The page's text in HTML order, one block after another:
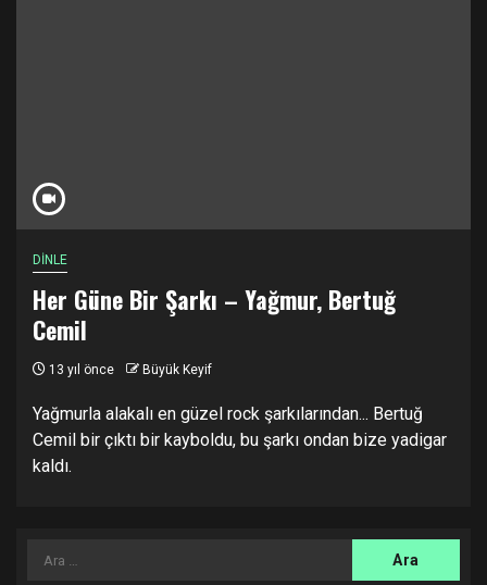
DİNLE
Her Güne Bir Şarkı – Yağmur, Bertuğ
Cemil
13 yıl önce Büyük Keyif
Yağmurla alakalı en güzel rock şarkılarından... Bertuğ
Cemil bir çıktı bir kayboldu, bu şarkı ondan bize yadigar
kaldı.
Arama: